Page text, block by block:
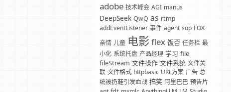
adobe 技术峰会 AGI manus
DeepSeek QwQ as rtmp
addEventListener 事件 agent sop FOX
亲情 儿童 电影 flex 饭否 任务栏 最
小化 系统托盘 产品经理 学习 file
fileStream 文件操作 文件系统 文件关
联 文件格式 httpbasic URL方案 广告 总
统被扔鞋引发血战 搞笑 阿里巴巴 预告片